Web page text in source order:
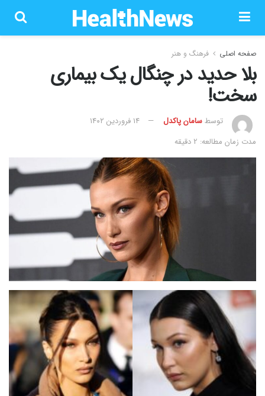
صفحه اصلی فرهنگ و هنر
بلا حدید در چنگال یک بیماری
سخت!
توسطسامان پاکدل
۱۴ فروردین ۱۴۰۲
مدت زمان مطالعه: 2 دقیقه